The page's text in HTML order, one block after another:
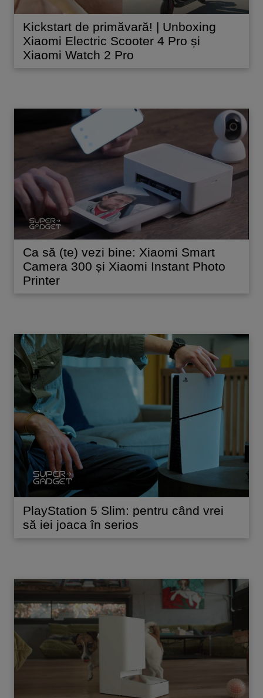
Kickstart de primăvară! | Unboxing
Xiaomi Electric Scooter 4 Pro și
Xiaomi Watch 2 Pro
Ca să (te) vezi bine: Xiaomi Smart
Camera 300 și Xiaomi Instant Photo
Printer
PlayStation 5 Slim: pentru când vrei
să iei joaca în serios